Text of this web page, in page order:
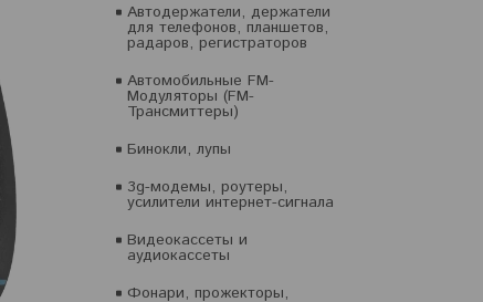
Автодержатели, держатели
для телефонов, планшетов,
радаров, регистраторов
Автомобильные FM-
Модуляторы (FM-
Трансмиттеры)
Бинокли, лупы
3g-модемы, роутеры,
усилители интернет-сигнала
Видеокассеты и
аудиокассеты
Фонари, прожекторы,